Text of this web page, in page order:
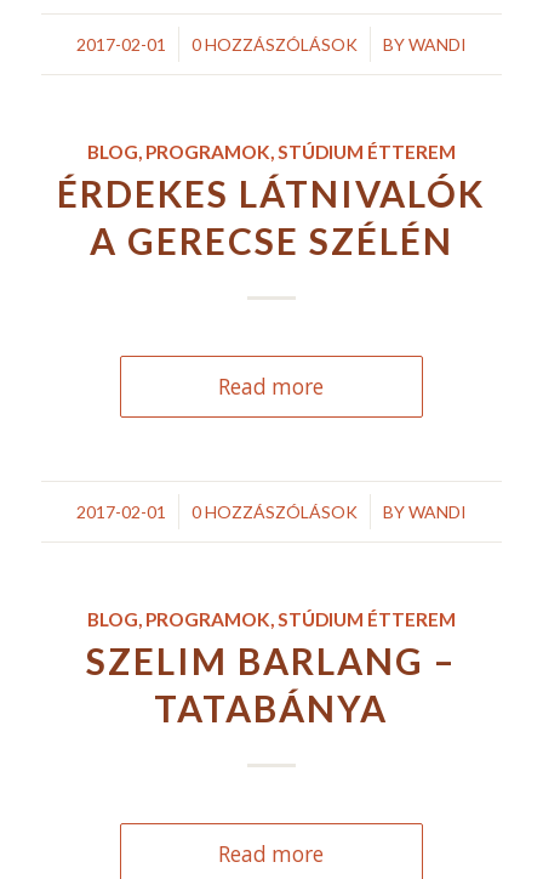
2017-02-01
/ 0 HOZZÁSZÓLÁSOK
/ BYWANDI
BLOG, PROGRAMOK,STÚDIUM ÉTTEREM
ÉRDEKES LÁTNIVALÓK
A GERECSE SZÉLÉN
Read more
2017-02-01
/ 0 HOZZÁSZÓLÁSOK
/ BYWANDI
BLOG, PROGRAMOK,STÚDIUM ÉTTEREM
SZELIM BARLANG –
TATABÁNYA
Read more